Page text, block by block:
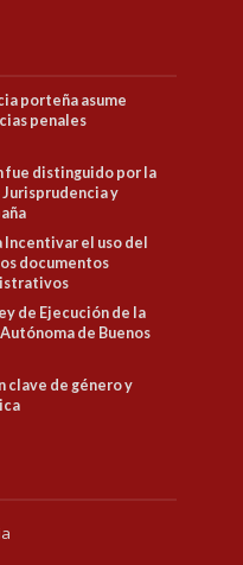
porteña asume
penales
fue distinguido por la
Jurisprudencia y
el uso del
documentos
de Ejecución de la
de Buenos
clave de género y